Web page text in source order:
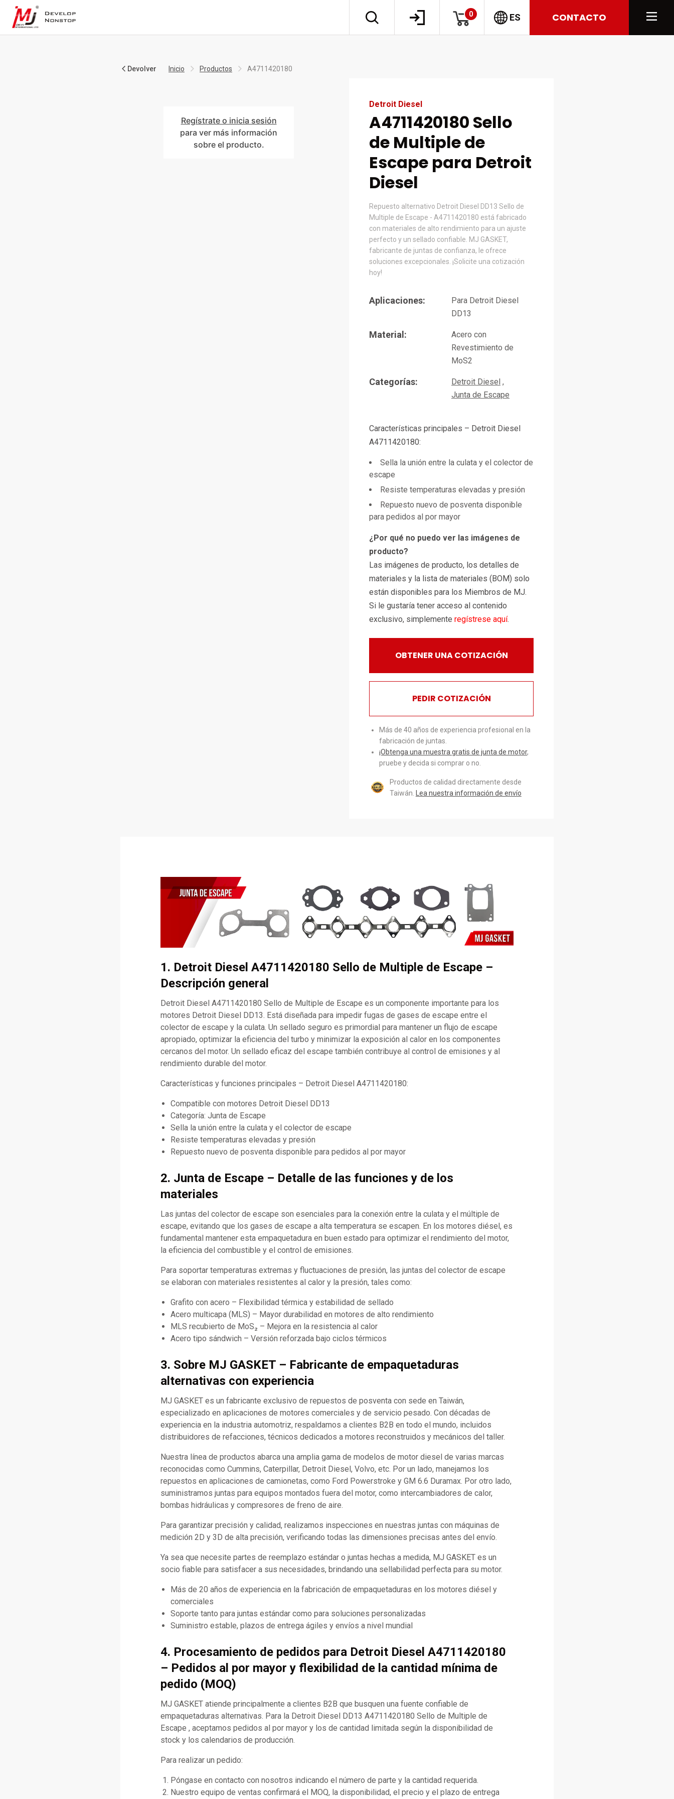
0 ES CONTACTO
Devolver Inicio Productos A4711420180
Regístrate o inicia sesión
para ver más información
sobre el producto.
Detroit Diesel
A4711420180 Sello
de Multiple de
Escape para Detroit
Diesel
Repuesto alternativo Detroit Diesel DD13 Sello de
Multiple de Escape - A4711420180 está fabricado
con materiales de alto rendimiento para un ajuste
perfecto y un sellado confiable. MJ GASKET,
fabricante de juntas de confianza, le ofrece
soluciones excepcionales. ¡Solicite una cotización
hoy!
Aplicaciones:
Para Detroit Diesel
DD13
Material:
Acero con
Revestimiento de
MoS2
Categorías:
Detroit Diesel
Junta de Escape
Características principales – Detroit Diesel
A4711420180:
Sella la unión entre la culata y el colector de
escape
Resiste temperaturas elevadas y presión
Repuesto nuevo de posventa disponible
para pedidos al por mayor
¿Por qué no puedo ver las imágenes de
producto?
Las imágenes de producto, los detalles de
materiales y la lista de materiales (BOM) solo
están disponibles para los Miembros de MJ.
Si le gustaría tener acceso al contenido
exclusivo, simplemente regístrese aquí.
OBTENER UNA COTIZACIÓN
PEDIR COTIZACIÓN
Más de 40 años de experiencia profesional en la
fabricación de juntas.
¡Obtenga una muestra gratis de junta de motor,
pruebe y decida si comprar o no.
Productos de calidad directamente desde
Taiwán.
Lea nuestra información de envío
1. Detroit Diesel A4711420180 Sello de Multiple de Escape –
Descripción general
Detroit Diesel A4711420180 Sello de Multiple de Escape es un componente importante para los
motores Detroit Diesel DD13. Está diseñada para impedir fugas de gases de escape entre el
colector de escape y la culata. Un sellado seguro es primordial para mantener un flujo de escape
apropiado, optimizar la eficiencia del turbo y minimizar la exposición al calor en los componentes
cercanos del motor. Un sellado eficaz del escape también contribuye al control de emisiones y al
rendimiento durable del motor.
Características y funciones principales – Detroit Diesel A4711420180:
Compatible con motores Detroit Diesel DD13
Categoría: Junta de Escape
Sella la unión entre la culata y el colector de escape
Resiste temperaturas elevadas y presión
Repuesto nuevo de posventa disponible para pedidos al por mayor
2. Junta de Escape – Detalle de las funciones y de los
materiales
Las juntas del colector de escape son esenciales para la conexión entre la culata y el múltiple de
escape, evitando que los gases de escape a alta temperatura se escapen. En los motores diésel, es
fundamental mantener esta empaquetadura en buen estado para optimizar el rendimiento del motor,
la eficiencia del combustible y el control de emisiones.
Para soportar temperaturas extremas y fluctuaciones de presión, las juntas del colector de escape
se elaboran con materiales resistentes al calor y la presión, tales como:
Grafito con acero – Flexibilidad térmica y estabilidad de sellado
Acero multicapa (MLS) – Mayor durabilidad en motores de alto rendimiento
MLS recubierto de MoS₂ – Mejora en la resistencia al calor
Acero tipo sándwich – Versión reforzada bajo ciclos térmicos
3. Sobre MJ GASKET – Fabricante de empaquetaduras
alternativas con experiencia
MJ GASKET es un fabricante exclusivo de repuestos de posventa con sede en Taiwán,
especializado en aplicaciones de motores comerciales y de servicio pesado. Con décadas de
experiencia en la industria automotriz, respaldamos a clientes B2B en todo el mundo, incluidos
distribuidores de refacciones, técnicos dedicados a motores reconstruidos y mecánicos del taller.
Nuestra línea de productos abarca una amplia gama de modelos de motor diesel de varias marcas
reconocidas como Cummins, Caterpillar, Detroit Diesel, Volvo, etc. Por un lado, manejamos los
repuestos en aplicaciones de camionetas, como Ford Powerstroke y GM 6.6 Duramax. Por otro lado,
suministramos juntas para equipos montados fuera del motor, como intercambiadores de calor,
bombas hidráulicas y compresores de freno de aire.
Para garantizar precisión y calidad, realizamos inspecciones en nuestras juntas con máquinas de
medición 2D y 3D de alta precisión, verificando todas las dimensiones precisas antes del envío.
Ya sea que necesite partes de reemplazo estándar o juntas hechas a medida, MJ GASKET es un
socio fiable para satisfacer a sus necesidades, brindando una sellabilidad perfecta para su motor.
Más de 20 años de experiencia en la fabricación de empaquetaduras en los motores diésel y
comerciales
Soporte tanto para juntas estándar como para soluciones personalizadas
Suministro estable, plazos de entrega ágiles y envíos a nivel mundial
4. Procesamiento de pedidos para Detroit Diesel A4711420180
– Pedidos al por mayor y flexibilidad de la cantidad mínima de
pedido (MOQ)
MJ GASKET atiende principalmente a clientes B2B que busquen una fuente confiable de
empaquetaduras alternativas. Para la Detroit Diesel DD13 A4711420180 Sello de Multiple de
Escape , aceptamos pedidos al por mayor y los de cantidad limitada según la disponibilidad de
stock y los calendarios de producción.
Para realizar un pedido:
Póngase en contacto con nosotros indicando el número de parte y la cantidad requerida.
Nuestro equipo de ventas confirmará el MOQ, la disponibilidad, el precio y el plazo de entrega